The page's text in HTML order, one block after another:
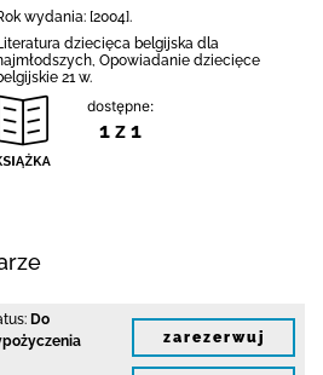
wydania: [2004].
dziecięca belgijska dla
Opowiadanie dziecięce
21 w.
dostępne:
1 z 1
Do
zarezerwuj